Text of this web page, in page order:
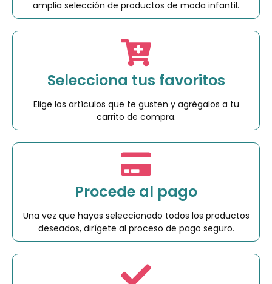
amplia selección de productos de moda infantil.
Selecciona tus favoritos
Elige los artículos que te gusten y agrégalos a tu
carrito de compra.
Procede al pago
Una vez que hayas seleccionado todos los productos
deseados, dirígete al proceso de pago seguro.